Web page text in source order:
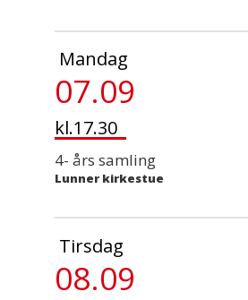
Mandag
07.09
kl.17.30
4- års samling
Lunner kirkestue
Tirsdag
08.09